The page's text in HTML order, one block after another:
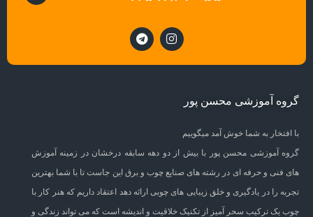
گروه آموزشی محسن پور
با افتخار به شما خوش آمد میگوییم
گروه آموزشی محسن پور با بیش از دو دهه سابقه درخشان در زمینه آموزش
های فنی و حرفه ای در رشته های صنایع چوب و برق این جاست تا با شما بهترین
تجربه را در یادگیری و خلق زیبایی های چوبی ارائه دهد اعتقاد داریم که هنر کار با
چوب یک ترکیب سحر آمیز از تکنیک خلاقیت و اندیشه است که می تواند زندگی و